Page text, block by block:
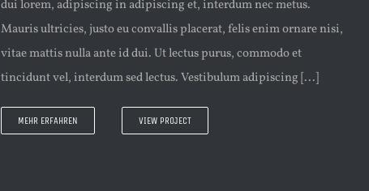
dui lorem, adipiscing in adipiscing et, interdum nec metus.
Mauris ultricies, justo eu convallis placerat, felis enim ornare nisi,
vitae mattis nulla ante id dui. Ut lectus purus, commodo et
tincidunt vel, interdum sed lectus. Vestibulum adipiscing [...]
MEHR ERFAHREN VIEW PROJECT